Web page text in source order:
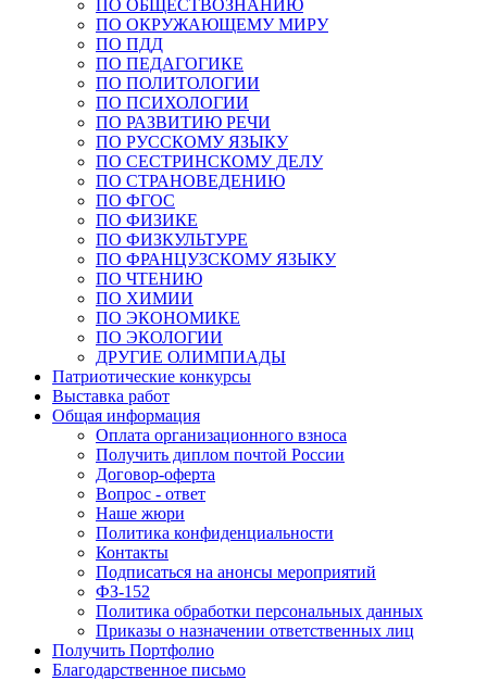
ПО ОБЩЕСТВОЗНАНИЮ
ПО ОКРУЖАЮЩЕМУ МИРУ
ПО ПДД
ПО ПЕДАГОГИКЕ
ПО ПОЛИТОЛОГИИ
ПО ПСИХОЛОГИИ
ПО РАЗВИТИЮ РЕЧИ
ПО РУССКОМУ ЯЗЫКУ
ПО СЕСТРИНСКОМУ ДЕЛУ
ПО СТРАНОВЕДЕНИЮ
ПО ФГОС
ПО ФИЗИКЕ
ПО ФИЗКУЛЬТУРЕ
ПО ФРАНЦУЗСКОМУ ЯЗЫКУ
ПО ЧТЕНИЮ
ПО ХИМИИ
ПО ЭКОНОМИКЕ
ПО ЭКОЛОГИИ
ДРУГИЕ ОЛИМПИАДЫ
Патриотические конкурсы
Выставка работ
Общая информация
Оплата организационного взноса
Получить диплом почтой России
Договор-оферта
Вопрос - ответ
Наше жюри
Политика конфиденциальности
Контакты
Подписаться на анонсы мероприятий
ФЗ-152
Политика обработки персональных данных
Приказы о назначении ответственных лиц
Получить Портфолио
Благодарственное письмо